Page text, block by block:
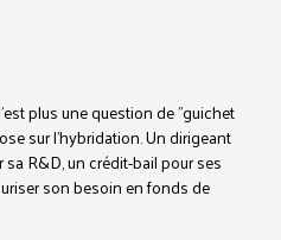
plus une question de "guichet
sur l'hybridation. Un dirigeant
R&D, un crédit-bail pour ses
son besoin en fonds de